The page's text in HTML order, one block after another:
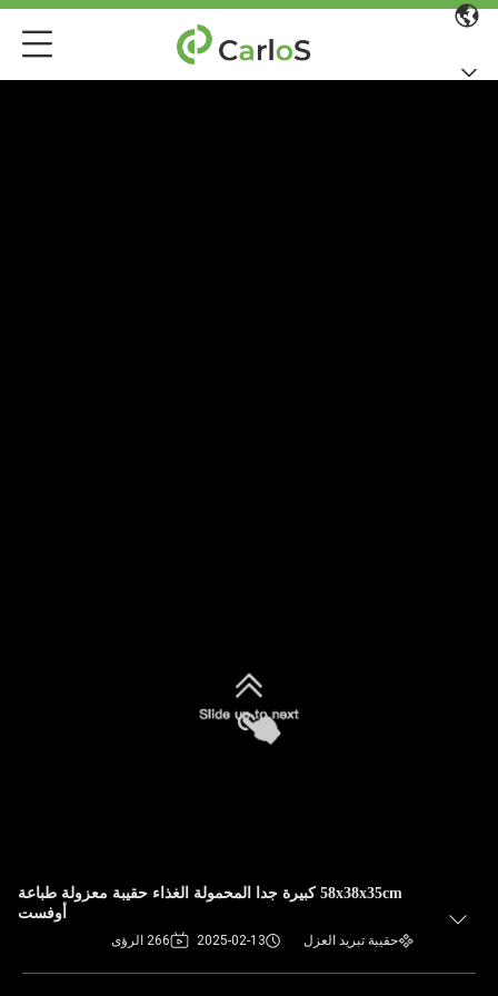
58x38x35cm كبيرة جدا المحمولة الغذاء حقيبة معزولة طباعة
أوفست
حقيبة تبريد العزل 2025-02-13 266 الرؤى